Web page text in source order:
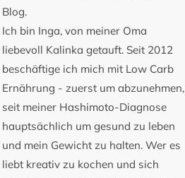
Blog.
Ich bin Inga, von meiner Oma
liebevoll Kalinka getauft. Seit 2012
beschäftige ich mich mit Low Carb
Ernährung - zuerst um abzunehmen,
seit meiner Hashimoto-Diagnose
hauptsächlich um gesund zu leben
und mein Gewicht zu halten. Wer es
liebt kreativ zu kochen und sich